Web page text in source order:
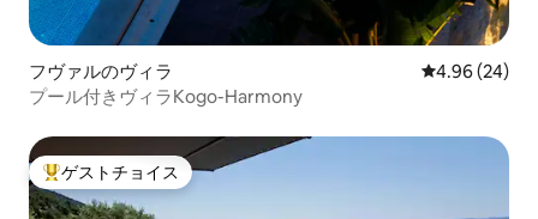
フヴァルのヴィラ レビュー24
4.96 (24)
プール付きヴィラKogo-Harmony
大好評のゲストチョイスです。
ゲストチョイス